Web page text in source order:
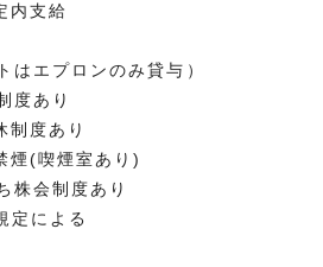
内支給
はエプロンのみ貸与）
度あり
制度あり
煙(喫煙室あり)
株会制度あり
定による